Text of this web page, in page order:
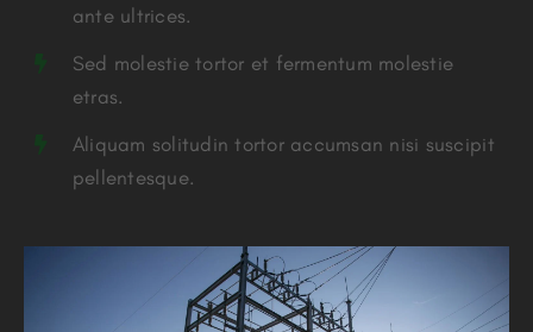
ante ultrices.
Sed molestie tortor et fermentum molestie
etras.
Aliquam solitudin tortor accumsan nisi suscipit
pellentesque.